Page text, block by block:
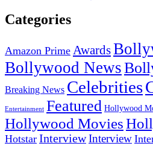
Categories
Amazon Prime Awards
Bollywood News
Breaking News Celebrities
Entertainment Featured Hollywood
Hollywood Movies
Hotstar InterviewInterview